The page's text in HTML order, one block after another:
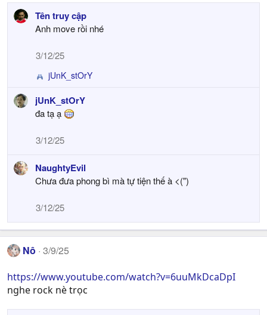
Tên truy cập
Anh move rồi nhé
3/12/25
R
a
c
o
s
:
jUnK_stOrY
jUnK_stOrY
đa tạ ạ
3/12/25
NaughtyEvil
Chưa đưa phong bì mà tự tiện thế à <(")
3/12/25
Nô 3/9/25
https://www.youtube.com/watch?v=6uuMkDcaDpI
nghe rock nè trọc